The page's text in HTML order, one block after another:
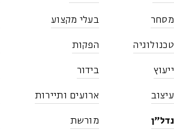
מסחר בעלי מקצוע
טכנולוגיה הפקות
ייעוץ בידור
עיצוב ארועים ותיירות
נדל"ן מורשת